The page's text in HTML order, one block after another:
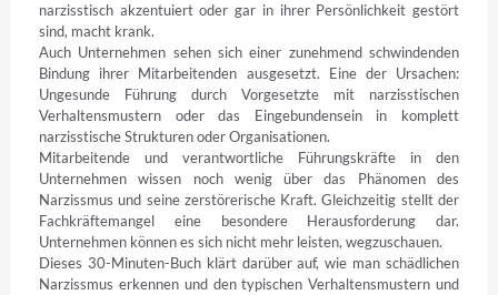
narzisstisch akzentuiert oder gar in ihrer Persönlichkeit gestört
sind, macht krank.
Auch Unternehmen sehen sich einer zunehmend schwindenden
Bindung ihrer Mitarbeitenden ausgesetzt. Eine der Ursachen:
Ungesunde Führung durch Vorgesetzte mit narzisstischen
Verhaltensmustern oder das Eingebundensein in komplett
narzisstische Strukturen oder Organisationen.
Mitarbeitende und verantwortliche Führungskräfte in den
Unternehmen wissen noch wenig über das Phänomen des
Narzissmus und seine zerstörerische Kraft. Gleichzeitig stellt der
Fachkräftemangel eine besondere Herausforderung dar.
Unternehmen können es sich nicht mehr leisten, wegzuschauen.
Dieses 30-Minuten-Buch klärt darüber auf, wie man schädlichen
Narzissmus erkennen und den typischen Verhaltensmustern und